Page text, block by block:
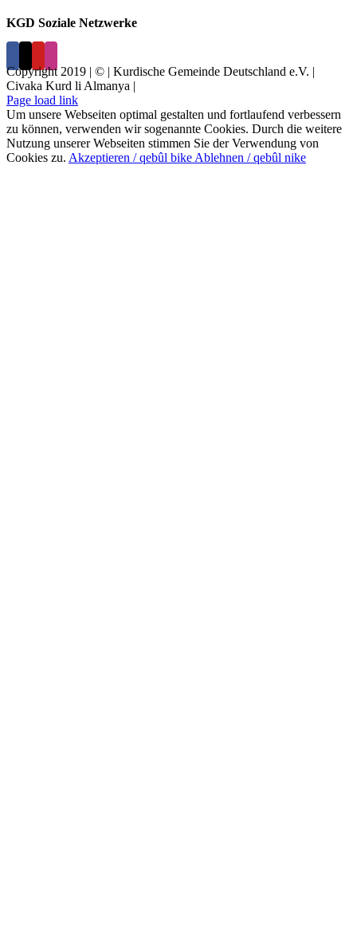
KGD Soziale Netzwerke
Copyright 2019 | © | Kurdische Gemeinde Deutschland e.V. |
Civaka Kurd li Almanya |
Page load link
Um unsere Webseiten optimal gestalten und fortlaufend verbessern
zu können, verwenden wir sogenannte Cookies. Durch die weitere
Nutzung unserer Webseiten stimmen Sie der Verwendung von
Cookies zu. Akzeptieren / qebûl bike Ablehnen / qebûl nike